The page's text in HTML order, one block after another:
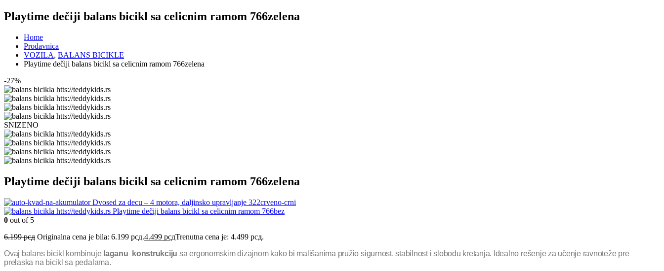
Playtime dečiji balans bicikl sa celicnim ramom 766zelena
Home
Prodavnica
VOZILA, BALANS BICIKLE
Playtime dečiji balans bicikl sa celicnim ramom 766zelena
-27%
SNIZENO
Playtime dečiji balans bicikl sa celicnim ramom 766zelena
Dvosed za decu – 4 motora, daljinsko upravljanje 322crveno-crni
Playtime dečiji balans bicikl sa celicnim ramom 766bez
0 out of 5
6.199рсд Originalna cena je bila: 6.199 рсд.4.499 рсдTrenutna cena je: 4.499 рсд.
Ovaj balans bicikl kombinuje laganu konstrukciju sa ergonomskim dizajnom kako bi mališanima pružio sigurnost, stabilnost i slobodu kretanja. Idealno rešenje za učenje ravnoteže pre
prelaska na bicikl sa pedalama.